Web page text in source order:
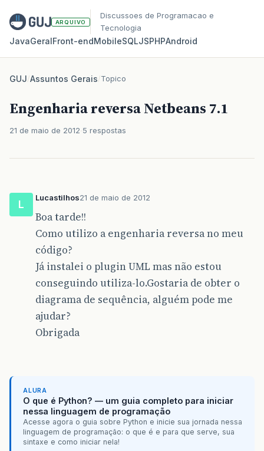
ARQUIVO
Discussoes de Programacao e
Tecnologia
JavaGeralFront‑endMobileSQLJSPHPAndroid
GUJ/Assuntos Gerais/Topico
Engenharia reversa Netbeans 7.1
21 de maio de 2012 5 respostas
L
Lucastilhos21 de maio de 2012
Boa tarde!!
Como utilizo a engenharia reversa no meu
código?
Já instalei o plugin UML mas não estou
conseguindo utiliza-lo.Gostaria de obter o
diagrama de sequência, alguém pode me
ajudar?
Obrigada
ALURA
O que é Python? — um guia completo para iniciar
nessa linguagem de programação
Acesse agora o guia sobre Python e inicie sua jornada nessa
linguagem de programação: o que é e para que serve, sua
sintaxe e como iniciar nela!